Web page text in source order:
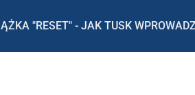
"RESET" - JAK TUSK